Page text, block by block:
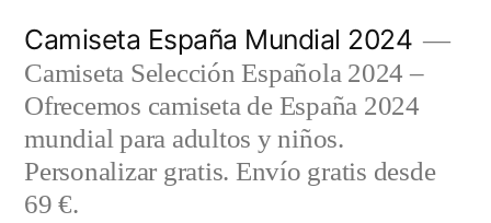
contenido
Camiseta España Mundial 2024
Camiseta Selección Española 2024 –
Ofrecemos camiseta de España 2024
mundial para adultos y niños.
Personalizar gratis. Envío gratis desde
69 €.